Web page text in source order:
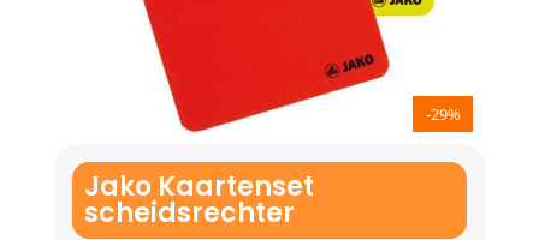
-29%
Jako Kaartenset
scheidsrechter